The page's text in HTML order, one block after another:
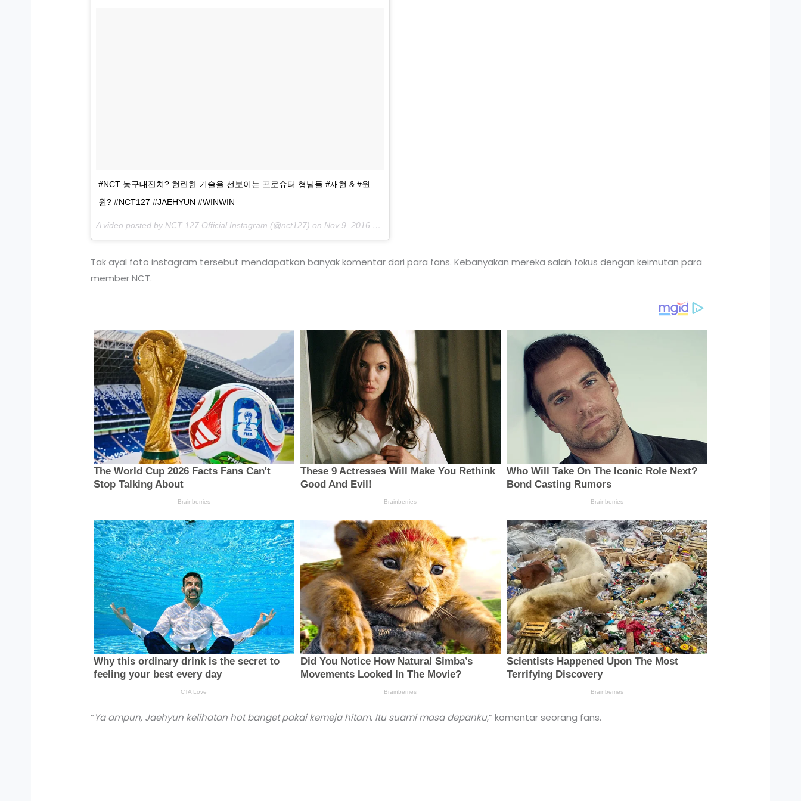
#NCT 농구대잔치? 현란한 기술을 선보이는 프로슈터 형님들 #재현 & #윈
윈? #NCT127 #JAEHYUN #WINWIN
A video posted by NCT 127 Official Instagram (@nct127) on Nov 9, 2016 at 4:03am PST
Tak ayal foto instagram tersebut mendapatkan banyak komentar dari para fans. Kebanyakan mereka salah fokus dengan keimutan para
member NCT.
“Ya ampun, Jaehyun kelihatan hotbanget pakai kemeja hitam. Itu suami masa depanku,” komentar seorang fans.